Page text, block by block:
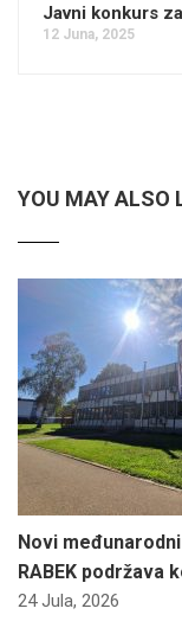
Javni konkurs
12 Juna, 2025
YOU MAY ALSO
Novi
RABEK podržava
24 Jula, 2026